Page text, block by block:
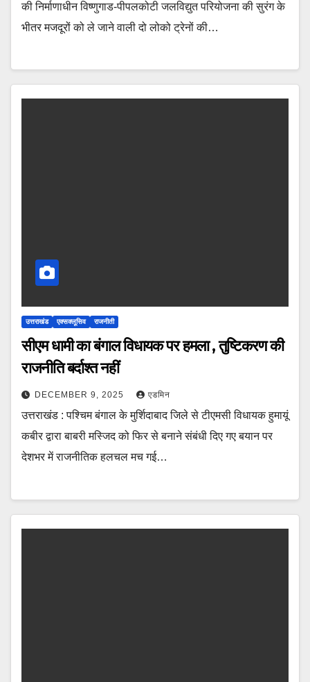
की निर्माणाधीन विष्णुगाड-पीपलकोटी जलविद्युत परियोजना की सुरंग के
भीतर मजदूरों को ले जाने वाली दो लोको ट्रेनों की…
उत्तराखंड एक्सक्लूसिव राजनीती
सीएम धामी का बंगाल विधायक पर हमला , तुष्टिकरण की
राजनीति बर्दाश्त नहीं
DECEMBER 9, 2025 एडमिन
उत्तराखंड : पश्चिम बंगाल के मुर्शिदाबाद जिले से टीएमसी विधायक हुमायूं
कबीर द्वारा बाबरी मस्जिद को फिर से बनाने संबंधी दिए गए बयान पर
देशभर में राजनीतिक हलचल मच गई…